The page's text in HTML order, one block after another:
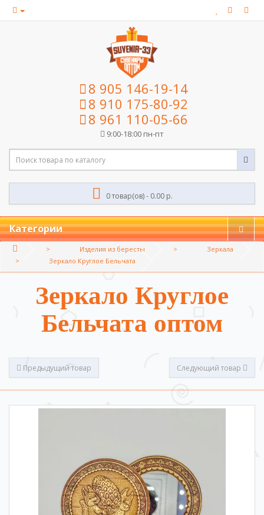
8 905 146-19-14
8 910 175-80-92
8 961 110-05-66
9:00-18:00 пн-пт
0 товар(ов) - 0.00 р.
Категории
Изделия из бересты
Зеркала
Зеркало Круглое Бельчата
Зеркало Круглое
Бельчата оптом
Предыдущий товар Следующий товар